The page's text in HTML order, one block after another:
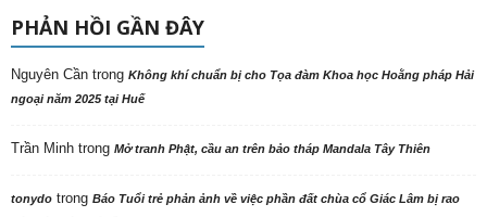
PHẢN HỒI GẦN ĐÂY
Nguyên Cần trong Không khí chuẩn bị cho Tọa đàm Khoa học Hoằng pháp Hải
ngoại năm 2025 tại Huế
Trần Minh trong Mở tranh Phật, cầu an trên bảo tháp Mandala Tây Thiên
tonydo trong Báo Tuổi trẻ phản ảnh về việc phần đất chùa cổ Giác Lâm bị rao